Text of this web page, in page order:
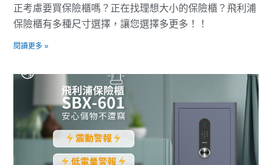
正考慮要買保險櫃嗎？正在找理想大小的保險櫃？飛利浦
保險櫃有多種尺寸選擇，讓您選擇多更多！！
閱讀更多 »